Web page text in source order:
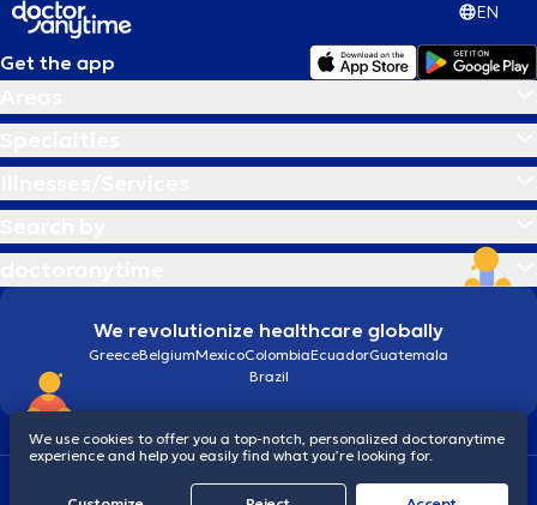
EN
Get the app
We revolutionize healthcare globally
GreeceBelgiumMexicoColombiaEcuadorGuatemala
Brazil
Cookiesdoctoranytime: Data Protection Policy
We use cookies to offer you a top-notch, personalized doctoranytime
experience and help you easily find what you’re looking for.